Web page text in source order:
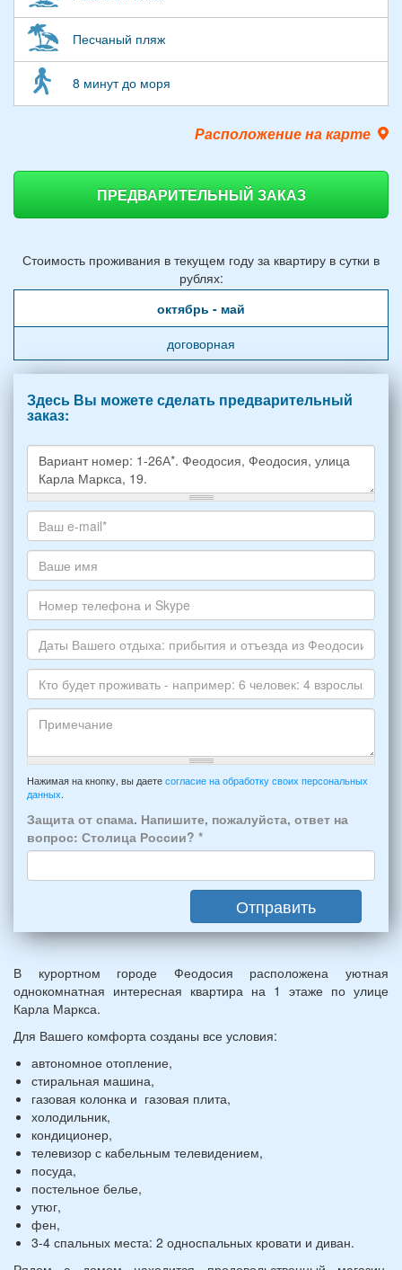
Песчаный пляж
8 минут до моря
Расположение на карте
ПРЕДВАРИТЕЛЬНЫЙ ЗАКАЗ
Стоимость проживания в текущем году за квартиру в сутки в
рублях:
октябрь - май
договорная
Здесь Вы можете сделать предварительный
заказ:
Какое
жилье
хотите
снять,
укажите
пожалуйста
НОМЕР
варианта:
*
Ваш
адрес
электронной
почты
*
Ваше
имя
Номер
телефона
и
Skype
Даты
Вашего
отдыха:
прибытия
отъезда
из
Феодосии:
*
Кто
будет
-
например:
6
человек:
4
взрослых
и
детей
(возраст
7
и
лет):
Примечание
Нажимая на кнопку, вы даете согласие на обработку своих персональных
данных
Защита от спама. Напишите, пожалуйста, ответ на
вопрос: Столица России? *
Отправить
В курортном городе Феодосия расположена уютная
однокомнатная интересная квартира на 1 этаже по улице
Карла Маркса.
Для Вашего комфорта созданы все условия:
автономное отопление,
стиральная машина,
газовая колонка и газовая плита,
холодильник,
кондиционер,
телевизор с кабельным телевидением,
посуда,
постельное белье,
утюг,
фен,
3-4 спальных места: 2 односпальных кровати и диван.